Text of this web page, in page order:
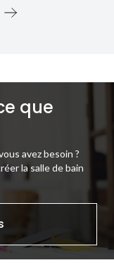
que
avez besoin ?
la salle de bain